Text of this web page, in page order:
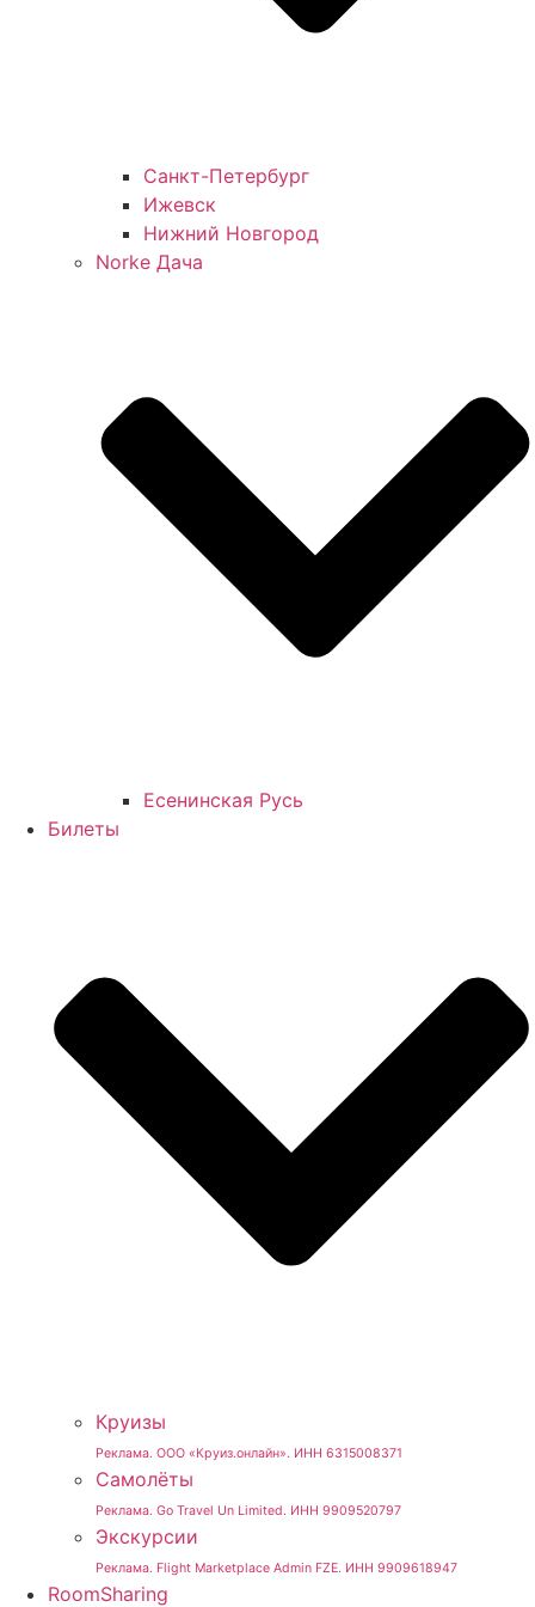
Санкт-Петербург
Ижевск
Нижний Новгород
Norke Дача
Есенинская Русь
Билеты
Круизы
Реклама. ООО «Круиз.онлайн». ИНН 6315008371
Самолёты
Реклама. Go Travel Un Limited. ИНН 9909520797
Экскурсии
Реклама. Flight Marketplace Admin FZE. ИНН 9909618947
RoomSharing